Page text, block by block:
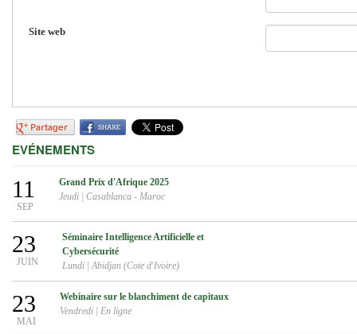
Site web
EVÉNEMENTS
11
SEP
Grand Prix d'Afrique 2025
Jeudi
Casablanca - Maroc
23
JUIN
Séminaire Intelligence Artificielle et
Cybersécurité
Lundi |Abidjan (Cote d'Ivoire)
23
MAI
Webinaire sur le blanchiment de capitaux
Vendredi
En ligne